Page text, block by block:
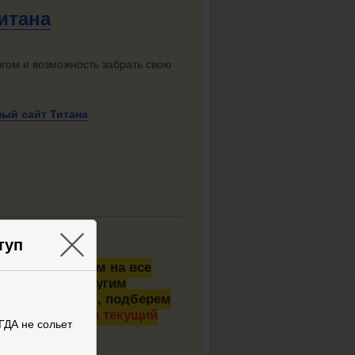
не сольет
×
и возможность забрать свою
сайт Титана
🤗 — ответим на все
и любым другим
оплаты, подберем
скидках на текущий